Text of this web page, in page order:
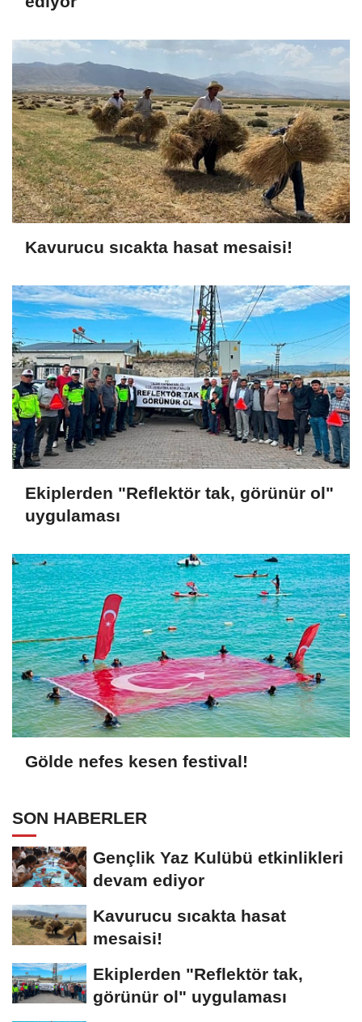
Kavurucu sıcakta hasat mesaisi!
Ekiplerden "Reflektör tak, görünür ol"
uygulaması
Gölde nefes kesen festival!
SON HABERLER
Gençlik Yaz Kulübü etkinlikleri
devam ediyor
Kavurucu sıcakta hasat
mesaisi!
Ekiplerden "Reflektör tak,
görünür ol" uygulaması